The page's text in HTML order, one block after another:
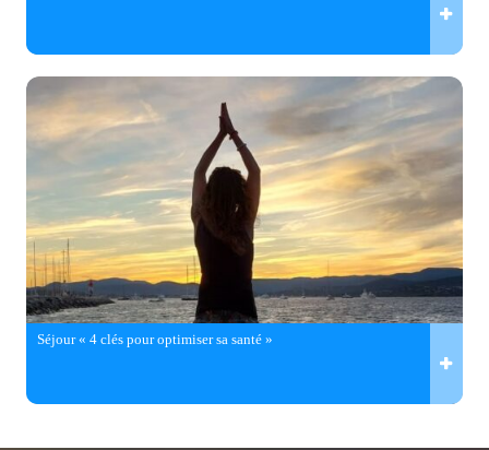
Séjour « 4 clés pour optimiser sa santé »